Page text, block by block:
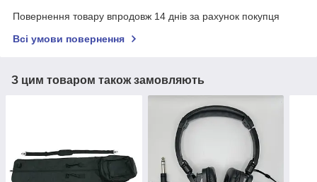
Повернення товару впродовж 14 днів за рахунок покупця
Всі умови повернення
З цим товаром також замовляють